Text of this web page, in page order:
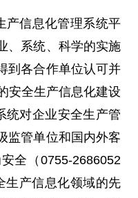
产信息化管理系统平
、系统、科学的实施
到各合作单位认可并
安全生产信息化建设
统对企业安全生产管
监管单位和国内外客
全（0755-2686052
生产信息化领域的先